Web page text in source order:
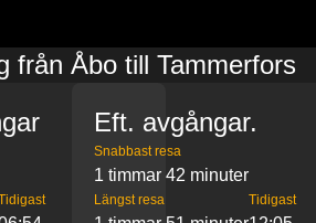
från Åbo till Tammerfors
Eft. avgångar.
Snabbast resa
1 timmar 42 minuter
Längst resa Tidigast